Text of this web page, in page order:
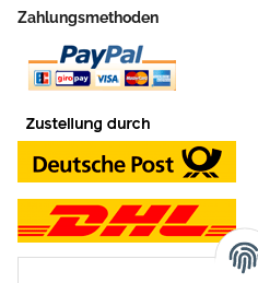
Zahlungsmethoden